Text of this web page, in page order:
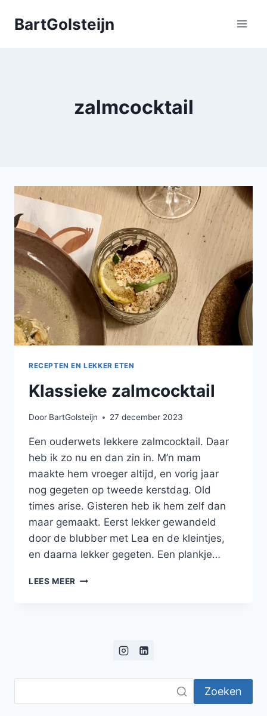
naarBartGolsteijn
zalmcocktail
RECEPTEN EN LEKKER ETEN
Klassieke zalmcocktail
Door BartGolsteijn 27 december 2023
Een ouderwets lekkere zalmcocktail. Daar
heb ik zo nu en dan zin in. M’n mam
maakte hem vroeger altijd, en vorig jaar
nog gegeten op tweede kerstdag. Old
times arise. Gisteren heb ik hem zelf dan
maar gemaakt. Eerst lekker gewandeld
door de blubber met Lea en de kleintjes,
en daarna lekker gegeten. Een plankje…
LEES MEER KLASSIEKE
Zoeken